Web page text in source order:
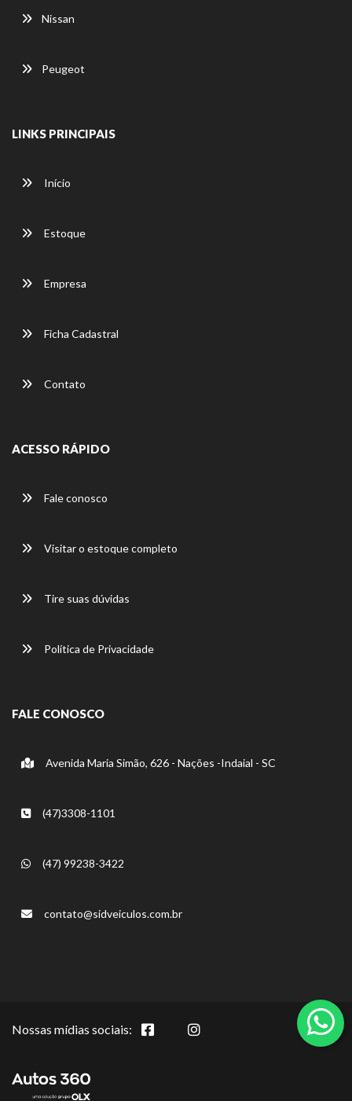
Nissan
Peugeot
LINKS PRINCIPAIS
Início
Estoque
Empresa
Ficha Cadastral
Contato
ACESSO RÁPIDO
Fale conosco
Visitar o estoque completo
Tire suas dúvidas
Política de Privacidade
FALE CONOSCO
Avenida Maria Simão, 626 - Nações -Indaial - SC
(47)3308-1101
(47) 99238-3422
contato@sidveiculos.com.br
Nossas mídias sociais: